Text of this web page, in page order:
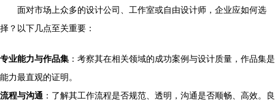
面对市场上众多的设计公司、工作室或自由设计师，企业应如何选
择？以下几点至关重要：
专业能力与作品集 ：考察其在相关领域的成功案例与设计质量，作品集是
能力最直观的证明。
流程与沟通 ：了解其工作流程是否规范、透明，沟通是否顺畅、高效。良